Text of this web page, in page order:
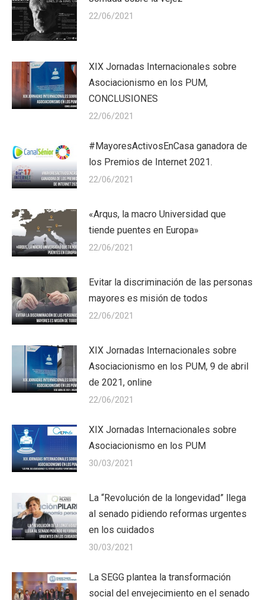
22/06/2021
XIX Jornadas Internacionales sobre
Asociacionismo en los PUM,
CONCLUSIONES
22/06/2021
#MayoresActivosEnCasa ganadora de
los Premios de Internet 2021.
22/06/2021
«Arqus, la macro Universidad que
tiende puentes en Europa»
22/06/2021
Evitar la discriminación de las personas
mayores es misión de todos
22/06/2021
XIX Jornadas Internacionales sobre
Asociacionismo en los PUM, 9 de abril
de 2021, online
22/06/2021
XIX Jornadas Internacionales sobre
Asociacionismo en los PUM
30/03/2021
La “Revolución de la longevidad” llega
al senado pidiendo reformas urgentes
en los cuidados
30/03/2021
La SEGG plantea la transformación
social del envejecimiento en el senado